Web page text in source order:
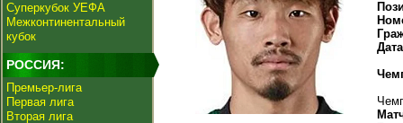
Суперкубок УЕФА
Межконтинентальный
кубок
РОССИЯ:
Премьер-лига
Первая лига
Вторая лига